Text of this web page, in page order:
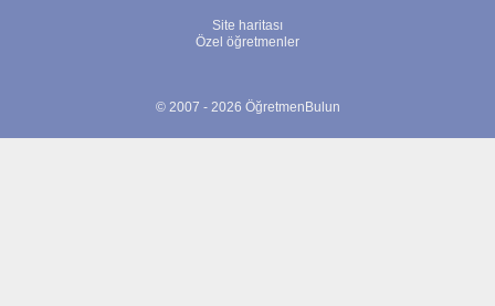
Site haritası
Özel öğretmenler
© 2007 - 2026 ÖğretmenBulun